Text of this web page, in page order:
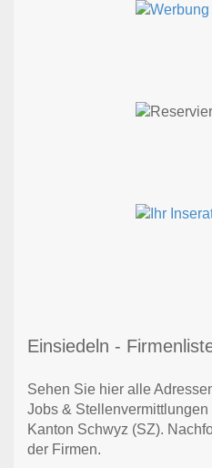
Einsiedeln -
Sehen Sie hier alle
Jobs &
Kanton Schwyz (SZ).
der Firmen.